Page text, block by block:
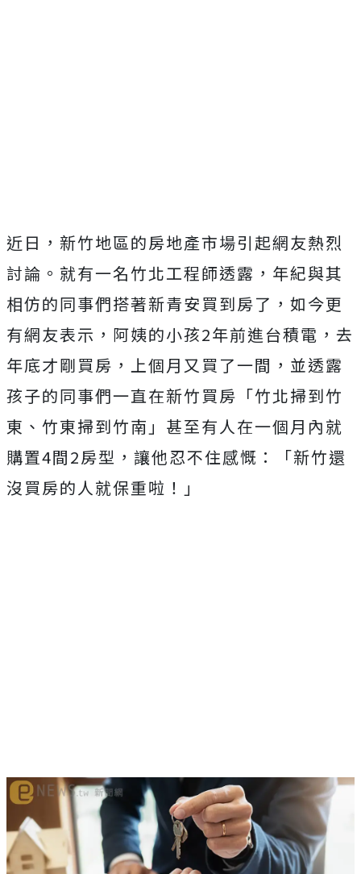
近日，新竹地區的房地產市場引起網友熱烈
討論。就有一名竹北工程師透露，年紀與其
相仿的同事們搭著新青安買到房了，如今更
有網友表示，阿姨的小孩2年前進台積電，去
年底才剛買房，上個月又買了一間，並透露
孩子的同事們一直在新竹買房「竹北掃到竹
東、竹東掃到竹南」甚至有人在一個月內就
購置4間2房型，讓他忍不住感慨：
「新竹還
沒買房的人就保重啦！」